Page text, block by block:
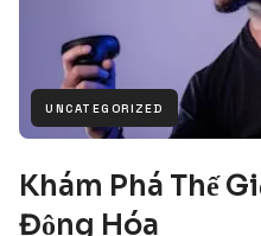
UNCATEGORIZED
Khám Phá Thế
Động Hóa